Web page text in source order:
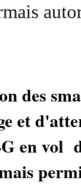
des
et
en vol